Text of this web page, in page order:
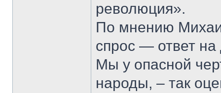
революция».
По мнению
спрос — ответ
Мы у опасной
народы, – так